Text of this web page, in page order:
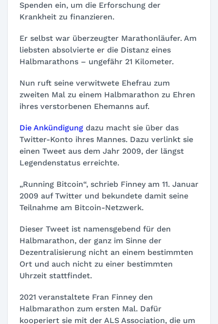
Spenden ein, um die Erforschung der
Krankheit zu finanzieren.
Er selbst war überzeugter Marathonläufer. Am
liebsten absolvierte er die Distanz eines
Halbmarathons – ungefähr 21 Kilometer.
Nun ruft seine verwitwete Ehefrau zum
zweiten Mal zu einem Halbmarathon zu Ehren
ihres verstorbenen Ehemanns auf.
Die Ankündigung dazu macht sie über das
Twitter-Konto ihres Mannes. Dazu verlinkt sie
einen Tweet aus dem Jahr 2009, der längst
Legendenstatus erreichte.
„Running Bitcoin“, schrieb Finney am 11. Januar
2009 auf Twitter und bekundete damit seine
Teilnahme am Bitcoin-Netzwerk.
Dieser Tweet ist namensgebend für den
Halbmarathon, der ganz im Sinne der
Dezentralisierung nicht an einem bestimmten
Ort und auch nicht zu einer bestimmten
Uhrzeit stattfindet.
2021 veranstaltete Fran Finney den
Halbmarathon zum ersten Mal. Dafür
kooperiert sie mit der ALS Association, die um